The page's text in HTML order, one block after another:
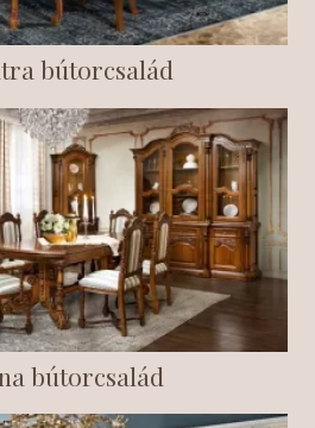
bútorcsalád
bútorcsalád